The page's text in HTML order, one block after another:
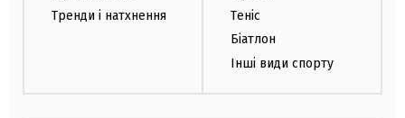
Тренди і натхнення
Теніс
Біатлон
Інші види спорту